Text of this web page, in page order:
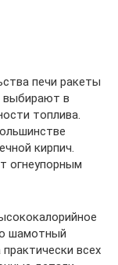
печи ракеты
выбирают в
топлива.
кирпич.
огнеупорным
шамотный
всех